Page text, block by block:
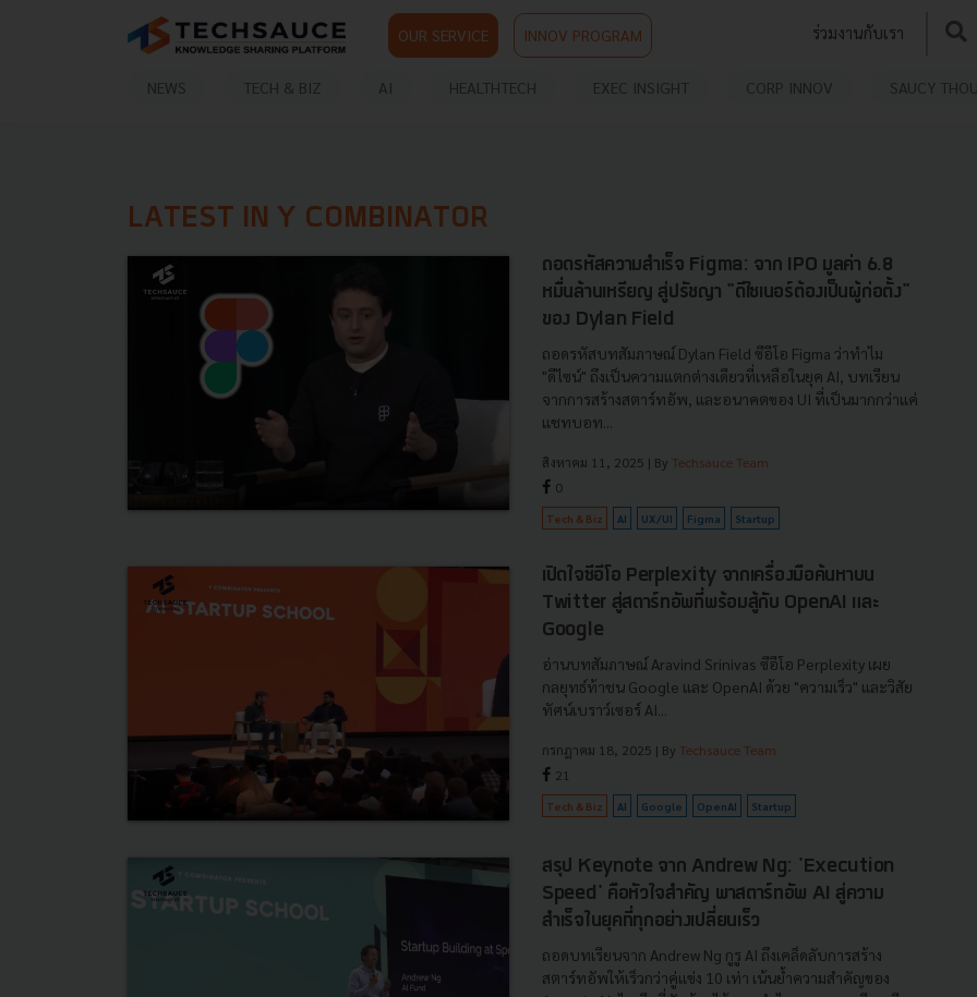
OUR SERVICE INNOV PROGRAM ร่วมงานกับเรา
NEWS TECH & BIZ AI HEALTHTECH EXEC INSIGHT CORP INNOV SAUCY
LATEST IN Y COMBINATOR
ถอดรหัสความสำเร็จ Figma: จาก IPO มูลค่า 6.8
หมื่นล้านเหรียญ สู่ปรัชญา "ดีไซเนอร์ต้องเป็นผู้ก่อตั้ง"
ของ Dylan Field
ถอดรหัสบทสัมภาษณ์ Dylan Field ซีอีโอ Figma ว่าทำไม
"ดีไซน์" ถึงเป็นความแตกต่างเดียวที่เหลือในยุค AI, บทเรียน
จากการสร้างสตาร์ทอัพ, และอนาคตของ UI ที่เป็นมากกว่าแค่
แชทบอท...
สิงหาคม 11, 2025 | By Techsauce Team
0
Tech & Biz AI UX/UI Figma Startup
เปิดใจซีอีโอ Perplexity จากเครื่องมือค้นหาบน
Twitter สู่สตาร์ทอัพที่พร้อมสู้กับ OpenAI และ
Google
อ่านบทสัมภาษณ์ Aravind Srinivas ซีอีโอ Perplexity เผย
กลยุทธ์ท้าชน Google และ OpenAI ด้วย "ความเร็ว" และวิสัย
ทัศน์เบราว์เซอร์ AI...
กรกฎาคม 18, 2025 | By Techsauce Team
21
Tech & Biz AI Google OpenAI Startup
สรุป Keynote จาก Andrew Ng: 'Execution
Speed' คือหัวใจสำคัญ พาสตาร์ทอัพ AI สู่ความ
สำเร็จในยุคที่ทุกอย่างเปลี่ยนเร็ว
ถอดบทเรียนจาก Andrew Ng กูรู AI ถึงเคล็ดลับการสร้าง
สตาร์ทอัพให้เร็วกว่าคู่แข่ง 10 เท่า เน้นย้ำความสำคัญของ